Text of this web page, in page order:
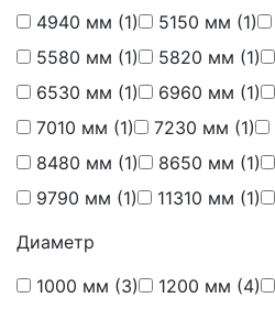
4940 мм (1) 5150 мм (1)
5580 мм (1) 5820 мм (1)
6530 мм (1) 6960 мм (1)
7010 мм (1) 7230 мм (1)
8480 мм (1) 8650 мм (1)
9790 мм (1) 11310 мм (1)
Диаметр
1000 мм (3) 1200 мм (4)